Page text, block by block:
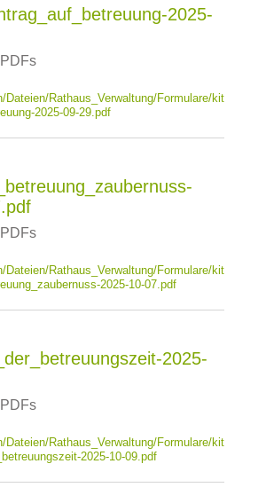
2025-
Dateien/Rathaus_Verwaltung/Formulare/kit
2025-09-29.pdf
Dateien/Rathaus_Verwaltung/Formulare/kit
2025-10-07.pdf
2025-
Dateien/Rathaus_Verwaltung/Formulare/kit
2025-10-09.pdf